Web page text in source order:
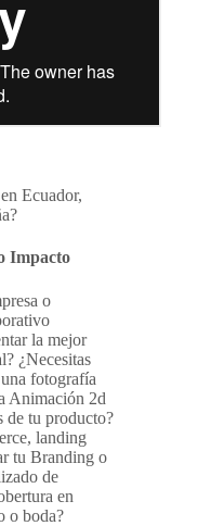
Ecuador,
Impacto
o
la mejor
¿Necesitas
fotografía
Animación 2d
de tu producto?
landing
tu Branding o
de
en
o boda?